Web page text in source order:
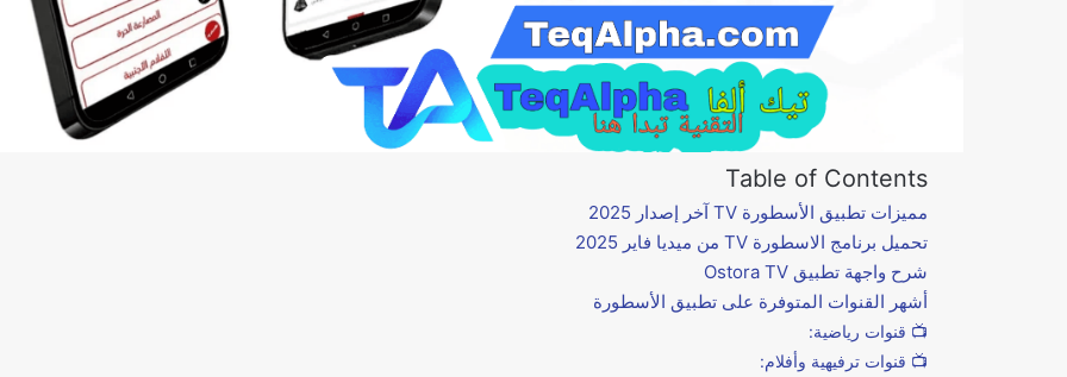
Table of Contents
مميزات تطبيق الأسطورة TV آخر إصدار 2025
تحميل برنامج الاسطورة TV من ميديا فاير 2025
شرح واجهة تطبيق Ostora TV
أشهر القنوات المتوفرة على تطبيق الأسطورة
📺 قنوات رياضية:
📺 قنوات ترفيهية وأفلام: